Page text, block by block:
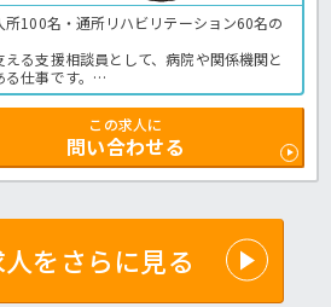
100名・通所リハビリテーション60名の
る支援相談員として、病院や関係機関と
仕事です。
で、退職金制度や法人内診療給付制度な
す。
スがあり、通勤しやすい環境も魅力で
です。
談員の求人＞
この求人に
問い合わせる
をさらに見る